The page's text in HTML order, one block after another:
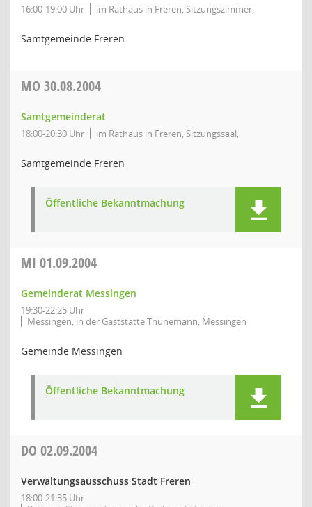
16:00-19:00 Uhr im Rathaus in Freren, Sitzungszimmer,
Samtgemeinde Freren
MO 30.08.2004
Samtgemeinderat
18:00-20:30 Uhr im Rathaus in Freren, Sitzungssaal,
Samtgemeinde Freren
Öffentliche Bekanntmachung
MI 01.09.2004
Gemeinderat Messingen
19:30-22:25 Uhr
Messingen, in der Gaststätte Thünemann, Messingen
Gemeinde Messingen
Öffentliche Bekanntmachung
DO 02.09.2004
Verwaltungsausschuss Stadt Freren
18:00-21:35 Uhr